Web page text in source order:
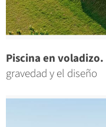
Piscina en voladizo.
gravedad y el diseño